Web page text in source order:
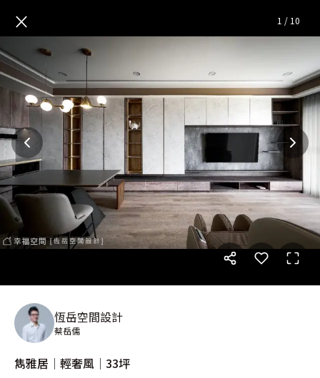
雋雅居│輕奢風│33坪 — 完整
× 1 / 10
恆岳空間設計
蔡岳儒
雋雅居│輕奢風│33坪